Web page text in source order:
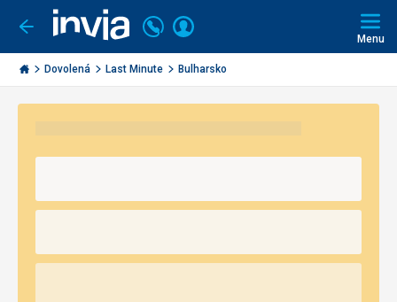
Jít
zpět
Invia.cz
Volejte
226
000
290
Přihlásit
Menu
Dovolená Last Minute Bulharsko